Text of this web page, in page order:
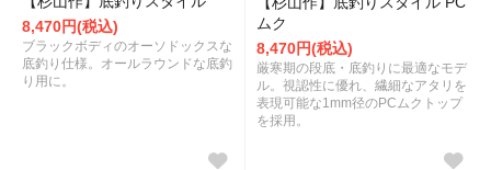
8,470円(税込)
ブラックボディのオーソドックスな
底釣り仕様。オールラウンドな底釣
り用に。
ムク
8,470円(税込)
厳寒期の段底・底釣りに最適なモデ
ル。視認性に優れ、繊細なアタリを
表現可能な1mm径のPCムクトップ
を採用。